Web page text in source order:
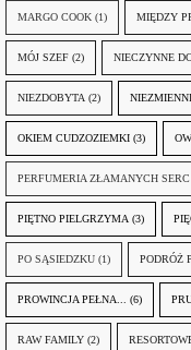
MARGO COOK (1) MIĘDZY
MÓJ SZEF (2) NIECZYNNE
NIEZDOBYTA (2) NIEZMIENNI
OKIEM CUDZOZIEMKI (3)
PERFUMERIA ZŁAMANYCH SERC
PIĘTNO PIELGRZYMA (3)
PO SĄSIEDZKU (1) PODRÓŻ
PROWINCJA PEŁNA... (6)
RAW FAMILY (2)